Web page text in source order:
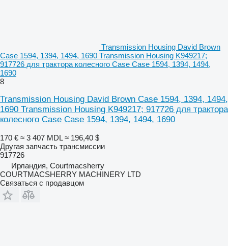
Transmission Housing David Brown
Case 1594, 1394, 1494, 1690 Transmission Housing K949217;
917726 для трактора колесного Case Case 1594, 1394, 1494,
1690
8
Transmission Housing David Brown Case 1594, 1394, 1494,
1690 Transmission Housing K949217; 917726 для трактора
колесного Case Case 1594, 1394, 1494, 1690
170 € ≈ 3 407 MDL ≈ 196,40 $
Другая запчасть трансмиссии
917726
Ирландия, Courtmacsherry
COURTMACSHERRY MACHINERY LTD
Связаться с продавцом